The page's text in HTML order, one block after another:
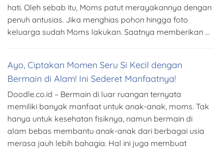
hati. Oleh sebab itu, Moms patut merayakannya dengan
penuh antusias. Jika menghias pohon hingga foto
keluarga sudah Moms lakukan. Saatnya memberikan …
Ayo, Ciptakan Momen Seru Si Kecil dengan
Bermain di Alam! Ini Sederet Manfaatnya!
Doodle.co.id – Bermain di luar ruangan ternyata
memiliki banyak manfaat untuk anak-anak, moms. Tak
hanya untuk kesehatan fisiknya, namun bermain di
alam bebas membantu anak-anak dari berbagai usia
merasa jauh lebih bahagia. Hal ini juga membuat